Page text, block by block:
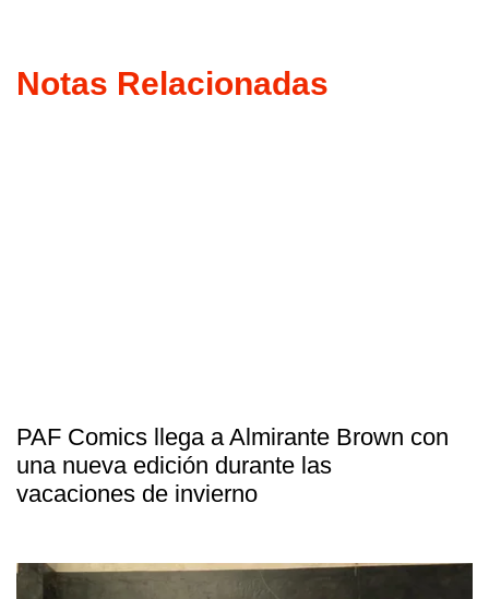
Notas Relacionadas
PAF Comics llega a Almirante Brown con
una nueva edición durante las
vacaciones de invierno